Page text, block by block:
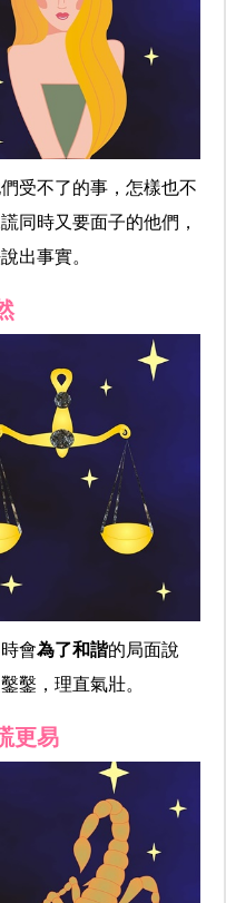
受不了的事，怎樣也不
同時又要面子的他們，
出事實。
會為了和諧的局面說
鑿，理直氣壯。
更易